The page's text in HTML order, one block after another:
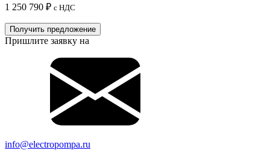
1 250 790 ₽ с НДС
Получить предложение
Пришлите заявку на
info@electropompa.ru